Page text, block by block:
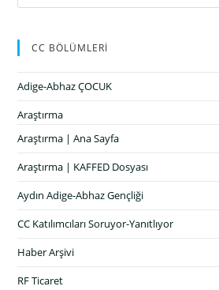
CC BÖLÜMLERİ
Adige-Abhaz ÇOCUK
Araştırma
Araştırma | Ana Sayfa
Araştırma | KAFFED Dosyası
Aydın Adige-Abhaz Gençliği
CC Katılımcıları Soruyor-Yanıtlıyor
Haber Arşivi
RF Ticaret